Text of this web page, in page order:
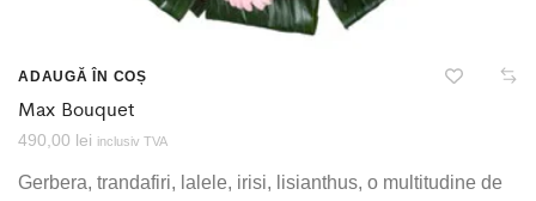
ADAUGĂ ÎN COȘ
Max Bouquet
490,00 lei inclusiv TVA
Gerbera, trandafiri, lalele, irisi, lisianthus, o multitudine de